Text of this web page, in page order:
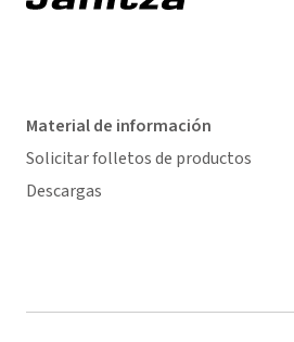
Material de información
Solicitar folletos de productos
Descargas